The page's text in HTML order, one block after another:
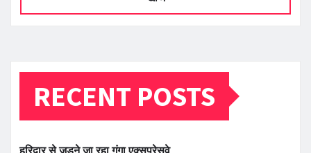
RECENT POSTS
हरिद्वार से जुड़ने जा रहा गंगा एक्सप्रेसवे